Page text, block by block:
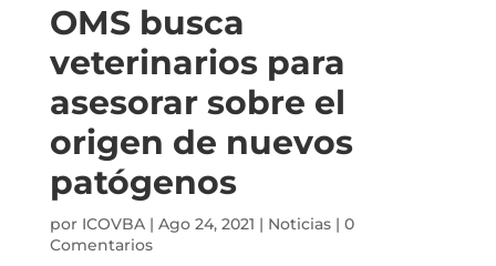
OMS busca
veterinarios para
asesorar sobre el
origen de nuevos
patógenos
por ICOVBA| Ago 24, 2021 | Noticias| 0
Comentarios